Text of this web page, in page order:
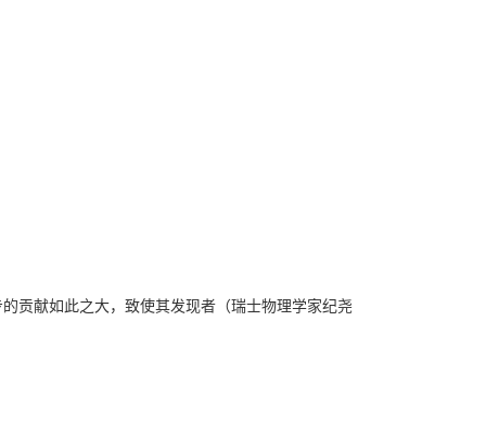
贡献如此之大，致使其发现者（瑞士物理学家纪尧